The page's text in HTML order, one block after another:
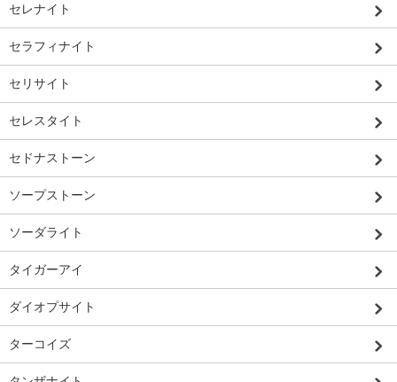
セレナイト
セラフィナイト
セリサイト
セレスタイト
セドナストーン
ソープストーン
ソーダライト
タイガーアイ
ダイオプサイト
ターコイズ